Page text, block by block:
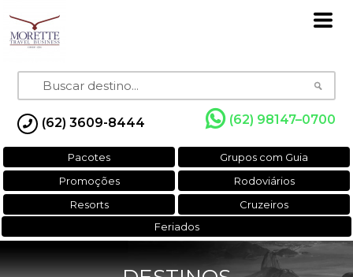
(62) 3609-8444 (62) 98147–0700
Pacotes
Grupos com Guia
Promoções
Rodoviários
Resorts
Cruzeiros
Feriados